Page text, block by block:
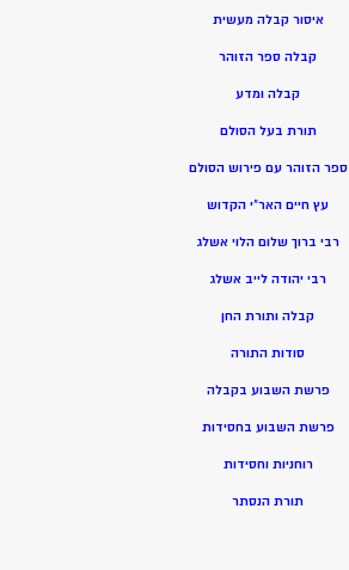
איסור קבלה מעשית
קבלה ספר הזוהר
קבלה ומדע
תורת בעל הסולם
ספר הזוהר עם פירוש הסולם
עץ חיים האר”י הקדוש
רבי ברוך שלום הלוי אשלג
רבי יהודה לייב אשלג
קבלה ותורת החן
סודות התורה
פרשת השבוע בקבלה
פרשת השבוע בחסידות
רוחניות וחסידות
תורת הנסתר